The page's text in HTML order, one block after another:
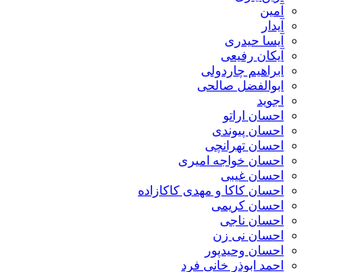
آمین
آیدار
آیسا حیدری
آیکان رفیعی
ابراهیم چاردولی
ابوالفضل صالحی
اجوید
احسان اراتو
احسان پیوندی
احسان تهرانچی
احسان خواجه امیری
احسان غیبی
احسان کاکا و مهدی کاکازاده
احسان کریمی
احسان ناجی
احسان نی زن
احسان وحیدپور
احمد ابوذر خانی فرد